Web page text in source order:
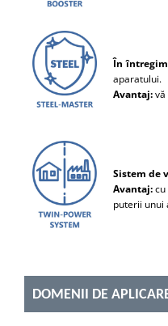
În
aparatului.
Avantaj:vă
Sistem de
Avantaj:
puterii unui
DOMENII DE